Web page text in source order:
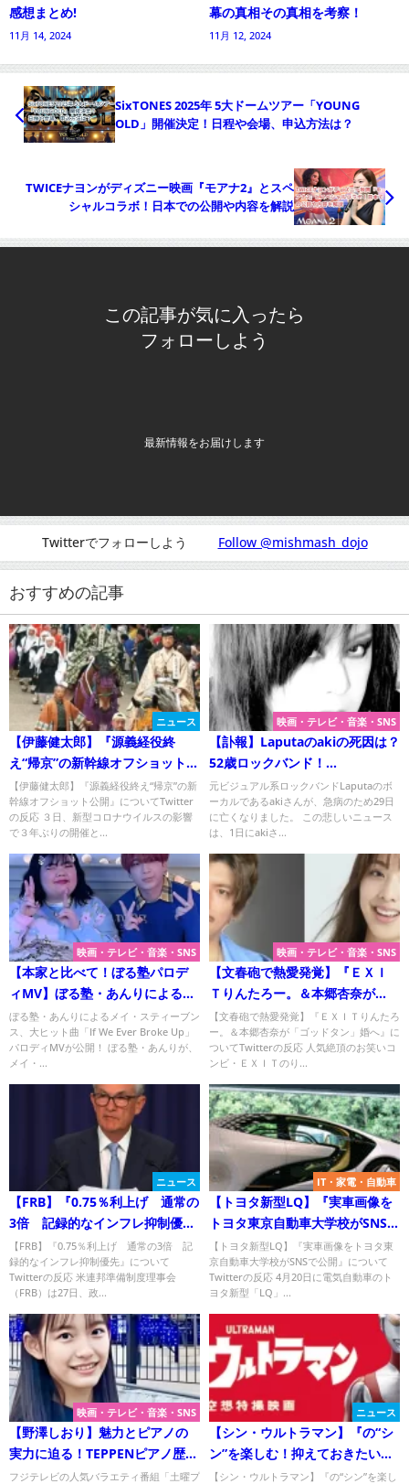
感想まとめ!
11月 14, 2024
幕の真相その真相を考察！
11月 12, 2024
SixTONES 2025年 5大ドームツアー「YOUNG
OLD」開催決定！日程や会場、申込方法は？
TWICEナヨンがディズニー映画『モアナ2』とスペ
シャルコラボ！日本での公開や内容を解説
この記事が気に入ったら
フォローしよう
最新情報をお届けします
Twitterでフォローしよう Follow @mishmash_dojo
おすすめの記事
ニュース
【伊藤健太郎】『源義経役終
え“帰京”の新幹線オフショット公
開』についてTwitterの反応
【伊藤健太郎】『源義経役終え“帰京”の新
幹線オフショット公開』についてTwitter
の反応 ３日、新型コロナウイルスの影響
で３年ぶりの開催と...
映画・テレビ・音楽・SNS
【訃報】Laputaのakiの死因は？
52歳ロックバンド！
「Laputa（ラピュータ）」のボ
ーカル突然に！
元ビジュアル系ロックバンドLaputaのボ
ーカルであるakiさんが、急病のため29日
に亡くなりました。 この悲しいニュース
は、1日にakiさ...
映画・テレビ・音楽・SNS
【本家と比べて！ぼる塾パロデ
ィMV】ぼる塾・あんりによるメ
イ・スティーブンス、大ヒット
曲「If We Ever Broke Up」！
「＃破れハート」ダンスって
ぼる塾・あんりによるメイ・スティーブン
ス、大ヒット曲「If We Ever Broke Up」
パロディMVが公開！ ぼる塾・あんりが、
メイ・...
映画・テレビ・音楽・SNS
【文春砲で熱愛発覚】『ＥＸＩ
Ｔりんたろー。＆本郷杏奈が
「ゴッドタン」婚へ』について
Twitterの反応
【文春砲で熱愛発覚】『ＥＸＩＴりんたろ
ー。＆本郷杏奈が「ゴッドタン」婚へ』に
ついてTwitterの反応 人気絶頂のお笑いコ
ンビ・ＥＸＩＴのり...
ニュース
【FRB】『0.75％利上げ 通常の
3倍 記録的なインフレ抑制優
先』についてTwitterの反応
【FRB】『0.75％利上げ 通常の3倍 記
録的なインフレ抑制優先』について
Twitterの反応 米連邦準備制度理事会
（FRB）は27日、政...
IT・家電・自動車
【トヨタ新型LQ】『実車画像を
トヨタ東京自動車大学校がSNSで
公開』についてTwitterの反応
【トヨタ新型LQ】『実車画像をトヨタ東
京自動車大学校がSNSで公開』について
Twitterの反応 4月20日に電気自動車のト
ヨタ新型「LQ」...
映画・テレビ・音楽・SNS
【野澤しおり】魅力とピアノの
実力に迫る！TEPPENピアノ歴代
王者集結SPの注目人物！
フジテレビの人気バラエティ番組「土曜プ
ニュース
【シン・ウルトラマン】『の“シ
ン”を楽しむ！抑えておきたい、
名刺を持った宇宙人ら4つの怪
【シン・ウルトラマン】『の“シン”を楽し